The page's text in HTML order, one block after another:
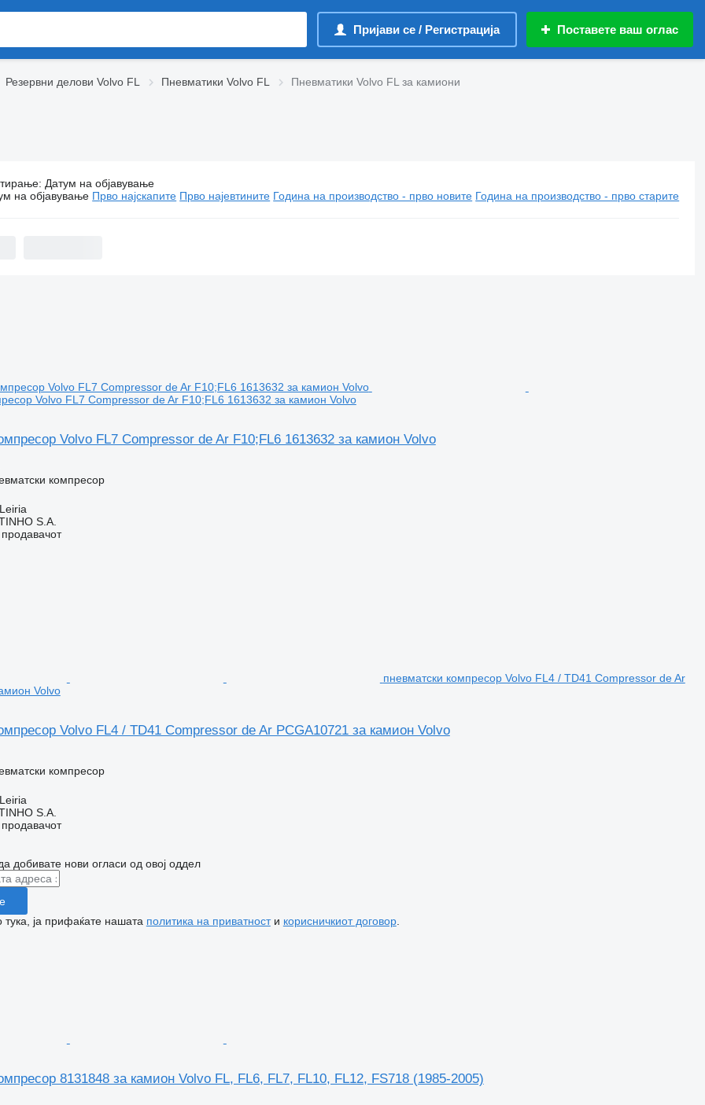
Пријави се / Регистрација Поставете ваш оглас
Резервни делови Volvo FL Пневматики Volvo FL Пневматики Volvo FL за камиони
Volvo FL за камиони
: Датум на објавување
на објавување Прво најскапите Прво најевтините Година на производство - прво новите Година на производство - прво старите
Volvo FL7 Compressor de Ar F10;FL6 1613632 за камион Volvo
Volvo FL7 Compressor de Ar F10;FL6 1613632 за камион Volvo
компресор
S.A.
продавачот
пневматски компресор Volvo FL4 / TD41 Compressor de Ar
Volvo
Volvo FL4 / TD41 Compressor de Ar PCGA10721 за камион Volvo
компресор
S.A.
продавачот
добивате нови огласи од овој оддел
ја прифаќате нашата политика на приватности корисничкиот договор.
8131848 за камион Volvo FL, FL6, FL7, FL10, FL12, FS718 (1985-2005)